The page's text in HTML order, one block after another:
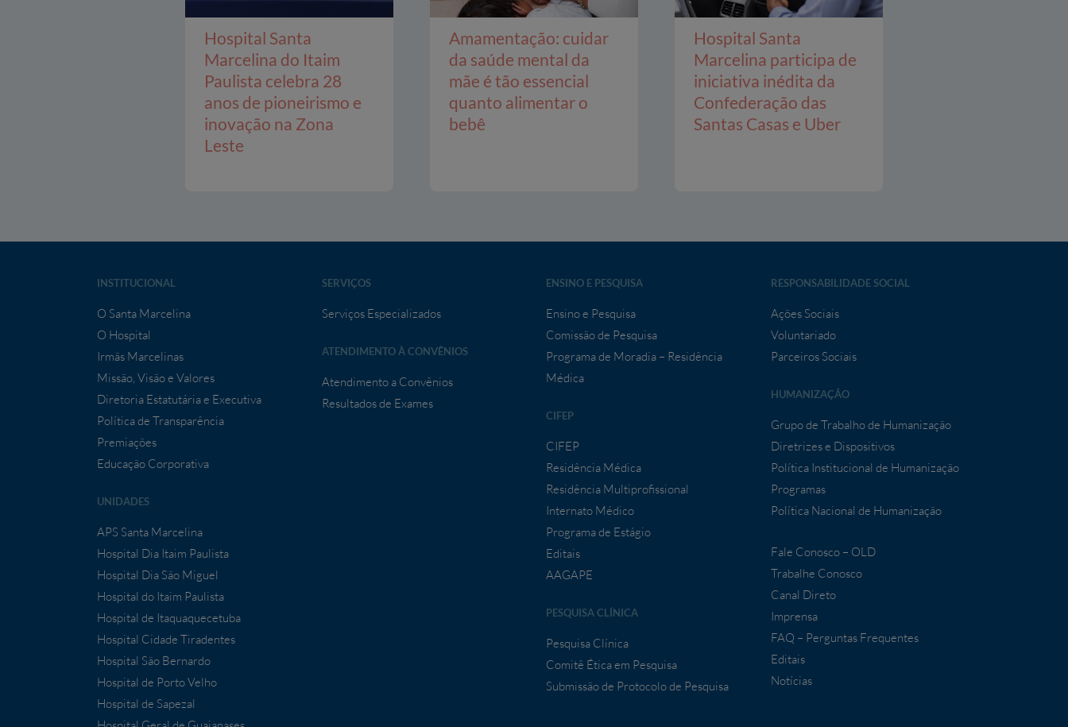
Hospital Santa
Marcelina do Itaim
Paulista celebra 28
anos de pioneirismo e
inovação na Zona
Leste
Amamentação: cuidar
da saúde mental da
mãe é tão essencial
quanto alimentar o
bebê
Hospital Santa
Marcelina participa de
iniciativa inédita da
Confederação das
Santas Casas e Uber
INSTITUCIONAL
O Santa Marcelina
O Hospital
Irmãs Marcelinas
Missão, Visão e Valores
Diretoria Estatutária e Executiva
Política de Transparência
Premiações
Educação Corporativa
UNIDADES
APS Santa Marcelina
Hospital Dia Itaim Paulista
Hospital Dia São Miguel
Hospital do Itaim Paulista
Hospital de Itaquaquecetuba
Hospital Cidade Tiradentes
Hospital São Bernardo
Hospital de Porto Velho
Hospital de Sapezal
SERVIÇOS
Serviços Especializados
ATENDIMENTO À CONVÊNIOS
Atendimento a Convênios
Resultados de Exames
ENSINO E PESQUISA
Ensino e Pesquisa
Comissão de Pesquisa
Programa de Moradia – Residência
Médica
CIFEP
CIFEP
Residência Médica
Residência Multiprofissional
Internato Médico
Programa de Estágio
Editais
AAGAPE
PESQUISA CLÍNICA
Pesquisa Clínica
Comitê Ética em Pesquisa
Submissão de Protocolo de Pesquisa
RESPONSABILIDADE SOCIAL
Ações Sociais
Voluntariado
Parceiros Sociais
HUMANIZAÇÃO
Grupo de Trabalho de Humanização
Diretrizes e Dispositivos
Política Institucional de Humanização
Programas
Política Nacional de Humanização
Fale Conosco – OLD
Trabalhe Conosco
Canal Direto
Imprensa
FAQ – Perguntas Frequentes
Editais
Notícias